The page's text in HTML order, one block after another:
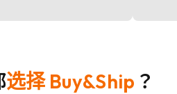
选择 Buy&Ship ？